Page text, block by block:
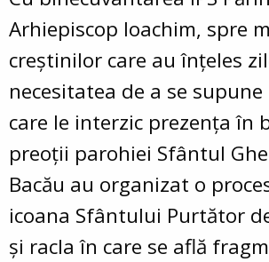
Arhiepiscop Ioachim, spre
creștinilor care au înțeles
necesitatea de a se
care le interzic prezența în
preoții parohiei Sfântul
Bacău au organizat o
icoana Sfântului Purtător
și racla în care se află